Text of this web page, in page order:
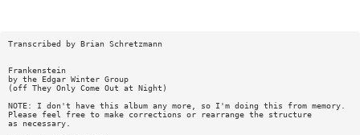
Transcribed by Brian Schretzmann
Frankenstein
by the Edgar Winter Group
(off They Only Come Out at Night)
NOTE: I don't have this album any more, so I'm doing this from memory.
Please feel free to make corrections or rearrange the structure
as necessary.